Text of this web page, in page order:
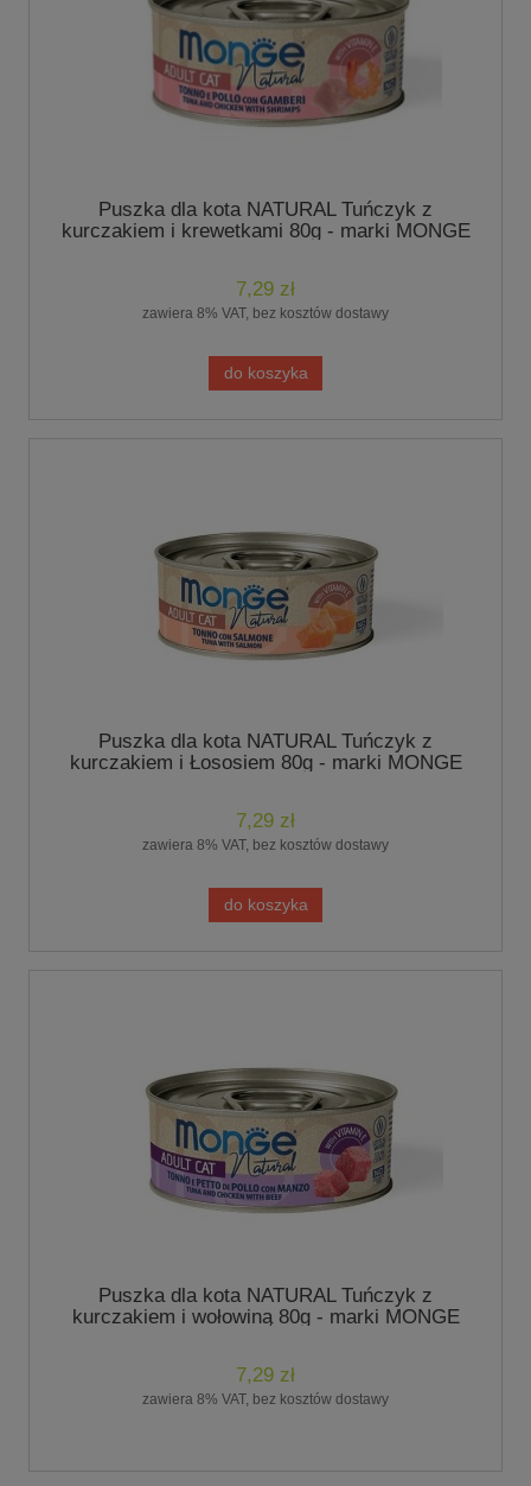
Puszka dla kota NATURAL Tuńczyk z
kurczakiem i krewetkami 80g - marki MONGE
7,29 zł
zawiera 8% VAT, bez kosztów dostawy
do koszyka
Puszka dla kota NATURAL Tuńczyk z
kurczakiem i Łososiem 80g - marki MONGE
7,29 zł
zawiera 8% VAT, bez kosztów dostawy
do koszyka
Puszka dla kota NATURAL Tuńczyk z
kurczakiem i wołowiną 80g - marki MONGE
7,29 zł
zawiera 8% VAT, bez kosztów dostawy